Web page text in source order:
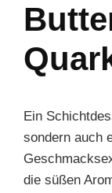
Ein
sondern auch
die süßen